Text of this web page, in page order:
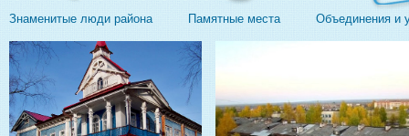
Знаменитые люди района Памятные места Объединения и